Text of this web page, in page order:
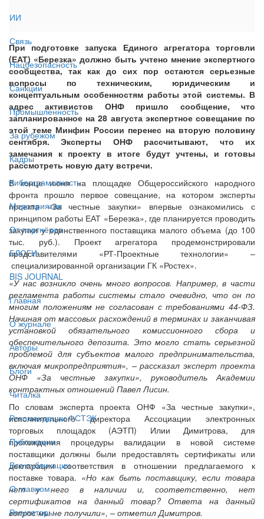
ИИ
Связь
Нацбезопасность
Санкции
Промышленность
За рубежом
Кадры
Киберграмотность
Мероприятия
От партнёров
БЛОГИ
BIS JOURNAL
Главная
О журнале
Авторы
Блоги
Читалка
Рекомендации ФСТЭК
Публикации
Все публикации
О главном
Регуляторы
При подготовке запуска Единого агрегатора торговли
(ЕАТ) «Березка» должно быть учтено мнение экспертного
сообщества, так как до сих пор остаются серьезные
вопросы по техническим, юридическим и
концептуальным особенностям работы этой системы. В
адрес активистов ОНФ пришло сообщение, что
запланированное на 28 августа экспертное совещание по
этой теме Минфин России перенес на вторую половину
сентября. Эксперты ОНФ рассчитывают, что их
замечания к проекту в итоге будут учтены, и готовы
рассмотреть новую дату встречи.
В конце июня на площадке Общероссийского народного
фронта прошло первое совещание, на котором эксперты
проекта «За честные закупки» впервые ознакомились с
принципом работы ЕАТ «Березка», где планируется проводить
закупки у единственного поставщика малого объема (до 100
тыс. руб.). Проект агрегатора продемонстрировали
представителями «РТ-Проектные технологии» –
специализированной организации ГК «Ростех».
«У нас возникло очень много вопросов. Например, в части
регламента работы системы стало очевидно, что он по
многим положениям не согласован с требованиями 44-ФЗ.
Начиная от массовых расхождений в терминах и заканчивая
установкой обязательного комиссионного сбора и
обеспечительного депозита. Это могло стать серьезной
проблемой для субъектов малого предпринимательства,
включая микропредприятия», – рассказал эксперт проекта
ОНФ «За честные закупки», руководитель Академии
контрактных отношений Павел Лисин.
По словам эксперта проекта ОНФ «За честные закупки»,
исполнительного директора Ассоциации электронных
торговых площадок (АЭТП) Илии Димитрова, для
прохождения процедуры валидации в новой системе
поставщики должны были предоставлять сертификаты или
декларации соответствия в отношении предлагаемого к
поставке товара. «Но как быть поставщику, если товара
нет у него в наличии и, соответственно, нет
сертификатов на данный товар? Ответа на данный
вопрос мы не получили», – отметил Димитров.